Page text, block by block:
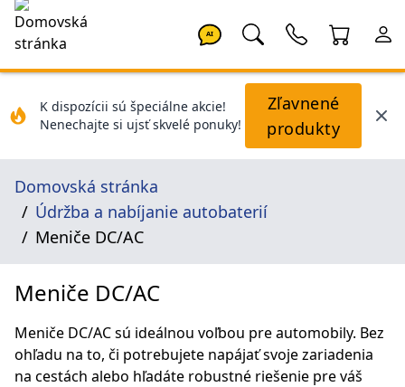
AI
K dispozícii sú špeciálne akcie!
Nenechajte si ujsť skvelé ponuky!
Zľavnené
produkty
Domovská stránka
Údržba a nabíjanie autobaterií
Meniče DC/AC
Meniče DC/AC
Meniče DC/AC sú ideálnou voľbou pre automobily. Bez
ohľadu na to, či potrebujete napájať svoje zariadenia
na cestách alebo hľadáte robustné riešenie pre váš